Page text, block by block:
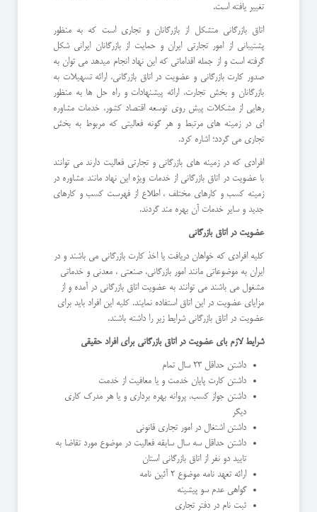
تغییر یافته است.
اتاق بازرگانی متشکل از بازرگانان و تجاری است که به منظور
پشتیبانی از امور تجارتی ایران و حمایت از بازرگانان ایرانی شکل
گرفته است و از جمله اقداماتی که این نهاد انجام میدهد می توان به
صدور کارت بازرگانی و عضویت در اتاق بازرگانی، ارائه تسهیلات به
بازرگانان و بخش تجارت، ارائه پیشنهادات و راه حل ها به منظور
رهایی از مشکلات پیش روی توسعه اقتصاد کشور، خدمات مشاوره
ای در زمینه های مرتبط و هر گونه فعالیتی که مربوط به بخش
تجاری می گردد؛ اشاره کرد.
افرادی که در زمینه های بازرگانی و تجارتی فعالیت دارند می توانند
با عضویت در اتاق بازرگانی از خدمات ویژه این نهاد مانند مشاوره در
زمینه کسب و کارهای مختلف ، اطلاع از فهرست کسب و کارهای
جدید و سایر خدمات آن بهره مند گردند.
عضویت در اتاق بازرگانی
کلیه افرادی که خواهان دریافت یا اخذ کارت بازرگانی می باشند و در
ایران به موضوعاتی مانند امور بازرگانی، صنعتی ، معدنی و خدماتی
مشغول می باشند می توانند به عضویت اتاق بازرگانی در آمده و از
مزایای عضویت در این اتاق استفاده نمایند. کلیه این افراد باید برای
عضویت در اتاق بازرگانی شرایط زیر را داشته باشند.
شرایط لازم بای عضویت در اتاق بازرگانی برای افراد حقیقی
داشتن حداقل 23 سال تمام
داشتن کارت پایان خدمت و یا معافیت از خدمت
داشتن جواز کسب، پروانه بهره برداری و یا هر مدرک کاری
دیگر
داشتن اشتغال در امور تجاری قانونی
داشتن حداقل سه سال سابقه فعالیت در موضوع مورد تقاضا به
تایید دو نفر از اتاق بازرگانی استان
ارائه تعهد نامه موضوع 2 آئین نامه
گواهی عدم سو پیشینه
ثبت نام در دفتر تجاری